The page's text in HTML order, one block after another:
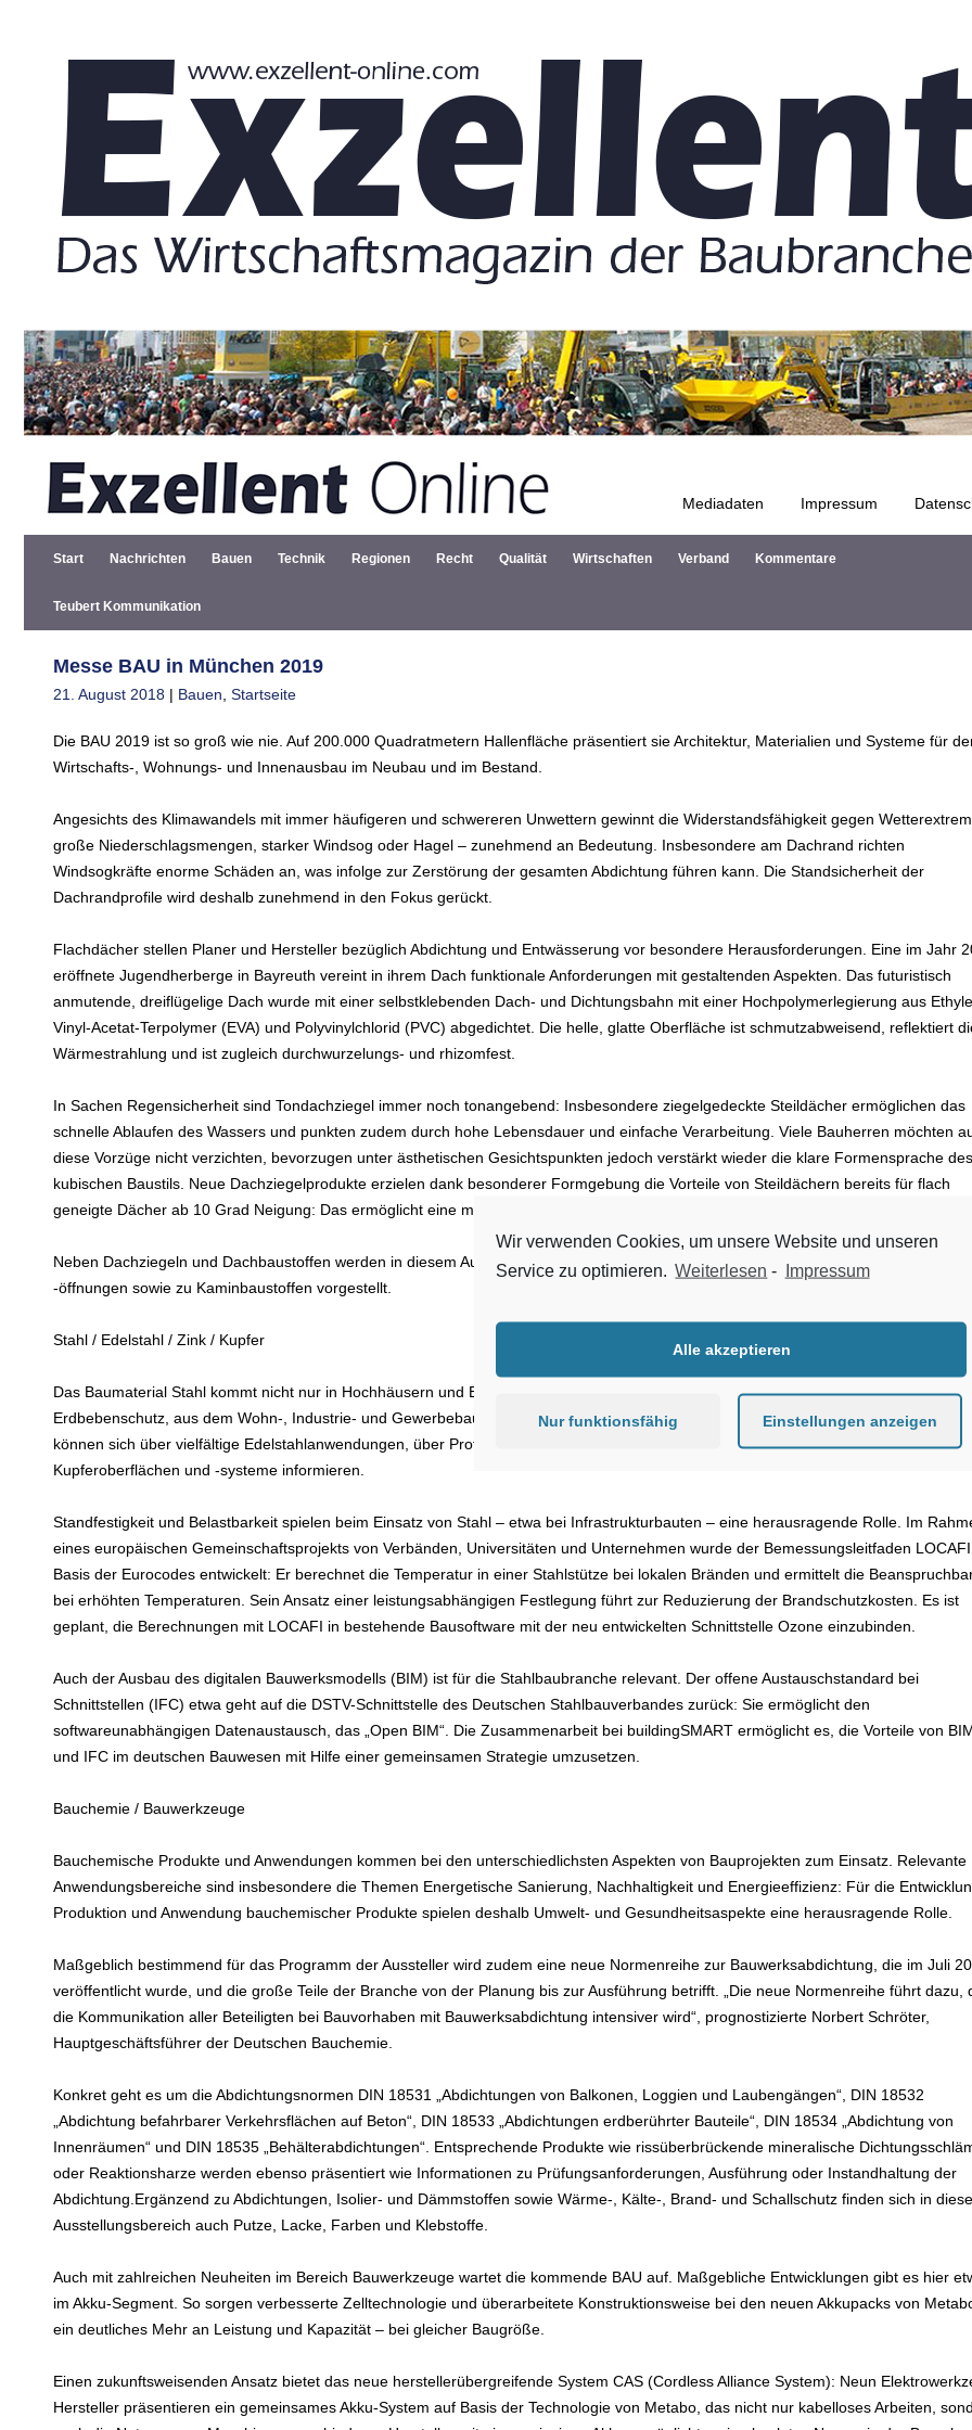
Mediadaten Impressum
Zum Inhalt springen
Start Nachrichten Bauen Technik Regionen Recht Qualität Wirtschaften Verband Kommentare
Teubert Kommunikation
Messe BAU in München 2019
21. August 2018 | Bauen Startseite
Die BAU 2019 ist so groß wie nie. Auf 200.000 Quadratmetern Hallenfläche präsentiert sie Architektur, Materialien und Systeme für
Wirtschafts-, Wohnungs- und Innenausbau im Neubau und im Bestand.
Angesichts des Klimawandels mit immer häufigeren und schwereren Unwettern gewinnt die Widerstandsfähigkeit gegen
große Niederschlagsmengen, starker Windsog oder Hagel – zunehmend an Bedeutung. Insbesondere am Dachrand richten
Windsogkräfte enorme Schäden an, was infolge zur Zerstörung der gesamten Abdichtung führen kann. Die Standsicherheit der
Dachrandprofile wird deshalb zunehmend in den Fokus gerückt.
Flachdächer stellen Planer und Hersteller bezüglich Abdichtung und Entwässerung vor besondere Herausforderungen. Eine im Jahr
eröffnete Jugendherberge in Bayreuth vereint in ihrem Dach funktionale Anforderungen mit gestaltenden Aspekten. Das futuristisch
anmutende, dreiflügelige Dach wurde mit einer selbstklebenden Dach- und Dichtungsbahn mit einer Hochpolymerlegierung aus
Vinyl-Acetat-Terpolymer (EVA) und Polyvinylchlorid (PVC) abgedichtet. Die helle, glatte Oberfläche ist schmutzabweisend, reflektiert
Wärmestrahlung und ist zugleich durchwurzelungs- und rhizomfest.
In Sachen Regensicherheit sind Tondachziegel immer noch tonangebend: Insbesondere ziegelgedeckte Steildächer ermöglichen das
schnelle Ablaufen des Wassers und punkten zudem durch hohe Lebensdauer und einfache Verarbeitung. Viele Bauherren möchten
diese Vorzüge nicht verzichten, bevorzugen unter ästhetischen Gesichtspunkten jedoch verstärkt wieder die klare Formensprache des
kubischen Baustils. Neue Dachziegelprodukte erzielen dank besonderer Formgebung die Vorteile von Steildächern bereits für flach
geneigte Dächer ab 10 Grad Neigung: Das ermöglicht eine moderne Bauweise ohne kosten- und wartungsintensive Abdichtarbeiten.
Neben Dachziegeln und Dachbaustoffen werden in diesem Ausstellungssegment vielfältige Produktlösungen zu Dachfenstern und
-öffnungen sowie zu Kaminbaustoffen vorgestellt.
Stahl / Edelstahl / Zink / Kupfer
Das Baumaterial Stahl kommt nicht nur in Hochhäusern und Brücken zum Einsatz, sondern ist auch aus dem Hochwasser- und
Erdbebenschutz, aus dem Wohn-, Industrie- und Gewerbebau sowie aus intelligenten Fassaden nicht wegzudenken. Messebesucher
können sich über vielfältige Edelstahlanwendungen, über Profile, Bau- und Fassadensysteme, aber auch über Zink- und
Kupferoberflächen und -systeme informieren.
Standfestigkeit und Belastbarkeit spielen beim Einsatz von Stahl – etwa bei Infrastrukturbauten – eine herausragende Rolle. Im
eines europäischen Gemeinschaftsprojekts von Verbänden, Universitäten und Unternehmen wurde der Bemessungsleitfaden
Basis der Eurocodes entwickelt: Er berechnet die Temperatur in einer Stahlstütze bei lokalen Bränden und ermittelt die
bei erhöhten Temperaturen. Sein Ansatz einer leistungsabhängigen Festlegung führt zur Reduzierung der Brandschutzkosten. Es ist
geplant, die Berechnungen mit LOCAFI in bestehende Bausoftware mit der neu entwickelten Schnittstelle Ozone einzubinden.
Auch der Ausbau des digitalen Bauwerksmodells (BIM) ist für die Stahlbaubranche relevant. Der offene Austauschstandard bei
Schnittstellen (IFC) etwa geht auf die DSTV-Schnittstelle des Deutschen Stahlbauverbandes zurück: Sie ermöglicht den
softwareunabhängigen Datenaustausch, das „Open BIM“. Die Zusammenarbeit bei buildingSMART ermöglicht es, die Vorteile von
und IFC im deutschen Bauwesen mit Hilfe einer gemeinsamen Strategie umzusetzen.
Bauchemie / Bauwerkzeuge
Bauchemische Produkte und Anwendungen kommen bei den unterschiedlichsten Aspekten von Bauprojekten zum Einsatz. Relevante
Anwendungsbereiche sind insbesondere die Themen Energetische Sanierung, Nachhaltigkeit und Energieeffizienz: Für die
Produktion und Anwendung bauchemischer Produkte spielen deshalb Umwelt- und Gesundheitsaspekte eine herausragende Rolle.
Maßgeblich bestimmend für das Programm der Aussteller wird zudem eine neue Normenreihe zur Bauwerksabdichtung, die im Juli
veröffentlicht wurde, und die große Teile der Branche von der Planung bis zur Ausführung betrifft. „Die neue Normenreihe führt dazu,
die Kommunikation aller Beteiligten bei Bauvorhaben mit Bauwerksabdichtung intensiver wird“, prognostizierte Norbert Schröter,
Hauptgeschäftsführer der Deutschen Bauchemie.
Konkret geht es um die Abdichtungsnormen DIN 18531 „Abdichtungen von Balkonen, Loggien und Laubengängen“, DIN 18532
„Abdichtung befahrbarer Verkehrsflächen auf Beton“, DIN 18533 „Abdichtungen erdberührter Bauteile“, DIN 18534 „Abdichtung von
Innenräumen“ und DIN 18535 „Behälterabdichtungen“. Entsprechende Produkte wie rissüberbrückende mineralische
oder Reaktionsharze werden ebenso präsentiert wie Informationen zu Prüfungsanforderungen, Ausführung oder Instandhaltung der
Abdichtung.Ergänzend zu Abdichtungen, Isolier- und Dämmstoffen sowie Wärme-, Kälte-, Brand- und Schallschutz finden sich in
Ausstellungsbereich auch Putze, Lacke, Farben und Klebstoffe.
Auch mit zahlreichen Neuheiten im Bereich Bauwerkzeuge wartet die kommende BAU auf. Maßgebliche Entwicklungen gibt es hier
im Akku-Segment. So sorgen verbesserte Zelltechnologie und überarbeitete Konstruktionsweise bei den neuen Akkupacks von
ein deutliches Mehr an Leistung und Kapazität – bei gleicher Baugröße.
Einen zukunftsweisenden Ansatz bietet das neue herstellerübergreifende System CAS (Cordless Alliance System): Neun
Hersteller präsentieren ein gemeinsames Akku-System auf Basis der Technologie von Metabo, das nicht nur kabelloses Arbeiten,
Wir verwenden Cookies, um unsere Website und unseren
Service zu optimieren. Weiterlesen - Impressum
Alle akzeptieren
Nur funktionsfähig Einstellungen anzeigen